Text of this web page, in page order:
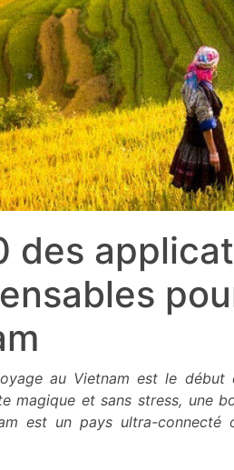
des
au Vietnam est le début
magique et sans stress, une
est un pays ultra-